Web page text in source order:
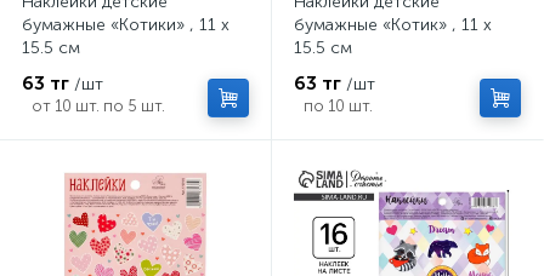
бумажные «Котики» , 11 х
15.5 см
63 тг /шт
от 10 шт. по 5 шт.
бумажные «Котик» , 11 х
15.5 см
63 тг /шт
по 10 шт.